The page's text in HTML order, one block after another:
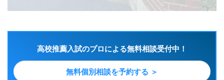
高校推薦入試のプロによる無料相談受付中！
無料個別相談を予約する ＞